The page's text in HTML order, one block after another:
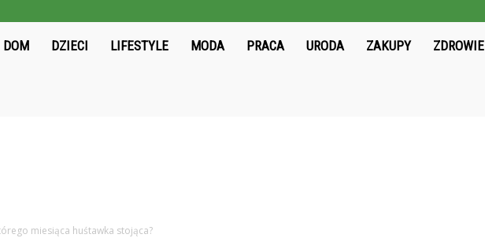
DOM DZIECI LIFESTYLE MODA PRACA URODA ZAKUPY ZDROWIE
miesiąca huśtawka stojąca?